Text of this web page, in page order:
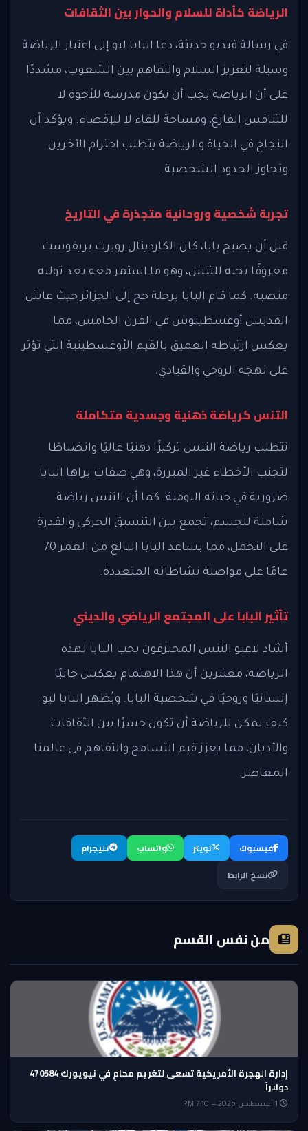
الرياضة كأداة للسلام والحوار بين الثقافات
في رسالة فيديو حديثة، دعا البابا ليو إلى اعتبار الرياضة
وسيلة لتعزيز السلام والتفاهم بين الشعوب، مشددًا
على أن الرياضة يجب أن تكون مدرسة للأخوة لا
للتنافس الفارغ، ومساحة للقاء لا للإقصاء. ويؤكد أن
النجاح في الحياة والرياضة يتطلب احترام الآخرين
وتجاوز الحدود الشخصية.
تجربة شخصية وروحانية متجذرة في التاريخ
قبل أن يصبح بابا، كان الكاردينال روبرت بريفوست
معروفًا بحبه للتنس، وهو ما استمر معه بعد توليه
منصبه. كما قام البابا برحلة حج إلى الجزائر حيث عاش
القديس أوغسطينوس في القرن الخامس، مما
يعكس ارتباطه العميق بالقيم الأوغسطينية التي تؤثر
على نهجه الروحي والقيادي.
التنس كرياضة ذهنية وجسدية متكاملة
تتطلب رياضة التنس تركيزًا ذهنيًا عاليًا وانضباطًا
لتجنب الأخطاء غير المبررة، وهي صفات يراها البابا
ضرورية في حياته اليومية. كما أن التنس رياضة
شاملة للجسم، تجمع بين التنسيق الحركي والقدرة
على التحمل، مما يساعد البابا البالغ من العمر 70
عامًا على مواصلة نشاطاته المتعددة.
تأثير البابا على المجتمع الرياضي والديني
أشاد لاعبو التنس المحترفون بحب البابا لهذه
الرياضة، معتبرين أن هذا الاهتمام يعكس جانبًا
إنسانيًا وروحيًا في شخصية البابا. ويُظهر البابا ليو
كيف يمكن للرياضة أن تكون جسرًا بين الثقافات
والأديان، مما يعزز قيم التسامح والتفاهم في عالمنا
المعاصر.
فيسبوك تويتر واتساب
تليجرام
نسخ الرابط
من نفس القسم
إدارة الهجرة الأمريكية تسعى لتغريم محامٍ في نيويورك 470584
دولاراً